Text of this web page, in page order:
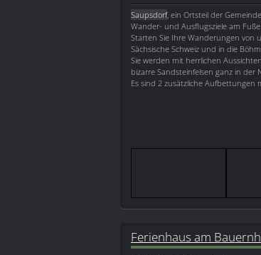
Saupsdorf, ein Ortsteil der
Wander- und Ausflugsziele am
Starten Sie Ihre Wanderungen von
Sächsische Schweiz und in die
Sie werden mit herrlichen
bizarre Sandsteinfelsen ganz in der
Es sind 2 zusätzliche Aufbettungen
Ferienhaus am